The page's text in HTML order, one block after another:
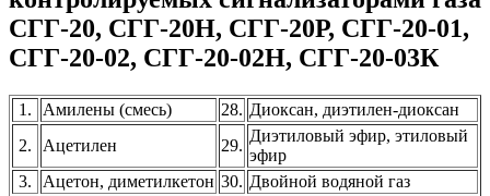
СГГ-20, СГГ-20Н, СГГ-20Р, СГГ-20-01,
СГГ-20-02, СГГ-20-02Н, СГГ-20-03К
1. Амилены (смесь) 28. Диоксан, диэтилен-диоксан
2.
Ацетилен 29.
Диэтиловый эфир, этиловый
эфир
3.
Ацетон, диметилкетон 30. Двойной водяной газ